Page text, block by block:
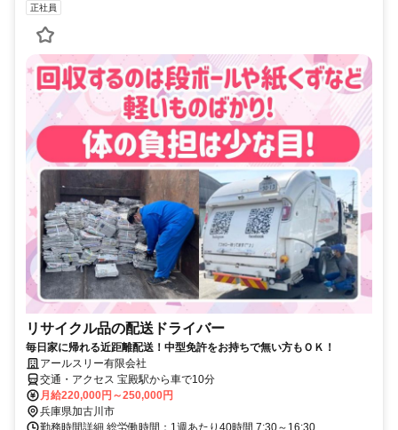
正社員
リサイクル品の配送ドライバー
毎日家に帰れる近距離配送！中型免許をお持ちで無い方もＯＫ！
アールスリー有限会社
交通・アクセス 宝殿駅から車で10分
月給220,000円～250,000円
兵庫県加古川市
勤務時間詳細 総労働時間：1週あたり40時間 7:30～16:30